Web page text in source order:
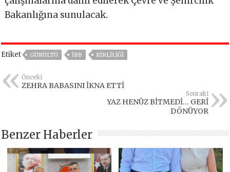
Bakanlığına sunulacak.
Etiket GÜRÜLTÜ IBB KİRLİLİĞİ
Önceki
ZEHRA BABASINI İKNA ETTİ
Sonraki
YAZ HENÜZ BİTMEDİ… GERİ
DÖNÜYOR
Benzer Haberler